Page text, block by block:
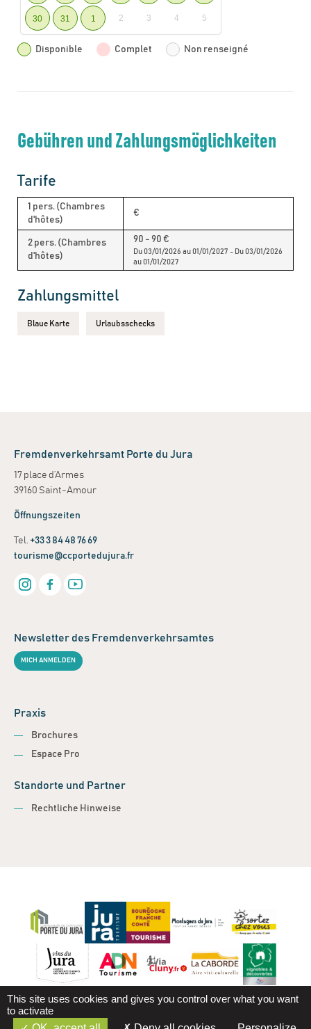
30 31 1 2 3 4 5
Disponible Complet Non renseigné
Gebühren und Zahlungsmöglichkeiten
Tarife
1 pers. (Chambres
d'hôtes)
€
2 pers. (Chambres
d'hôtes)
90 - 90 €
Du 03/01/2026 au 01/01/2027 - Du 03/01/2026
au 01/01/2027
Zahlungsmittel
Blaue Karte Urlaubsschecks
Fremdenverkehrsamt Porte du Jura
17 place d’Armes
39160 Saint-Amour
Öffnungszeiten
Tel. +33 3 84 48 76 69
tourisme@ccportedujura.fr
Newsletter des Fremdenverkehrsamtes
MICH ANMELDEN
Praxis
Brochures
Espace Pro
Standorte und Partner
Rechtliche Hinweise
This site uses cookies and gives you control over what you want
to activate